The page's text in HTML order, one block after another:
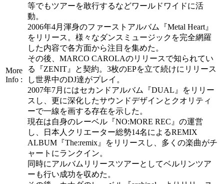
More
Info :
等でもツアーを敢行するなどワールドワイドに活
動。
2006年4月渾身のファーストアルバム『Metal Heart』
をリリース。様々なダンスミュージックを完全網羅
した内容で各方面から注目を集めた。
その後、MARCO CAROLAのリリースで知られてい
る『ZENIT』と契約。3枚のEPを立て続けにリリース
し世界中のDJ達がプレイ。
2007年7月にはセカンドアルバム『DUAL』をリリー
スし、更に深化したサウンドデザインとクオリティ
ーで一線を画する存在を示した。
現在は自身のレーベル『NO:MORE REC』の運営
し、日本人クリエーター総勢14名によるREMIX
ALBUM『The:remix』をリリースし、多くの楽曲がチ
ャートにランクイン。
同時にアルバムリリースツアーとしてベルリンツア
ーも行い成功を収めた。